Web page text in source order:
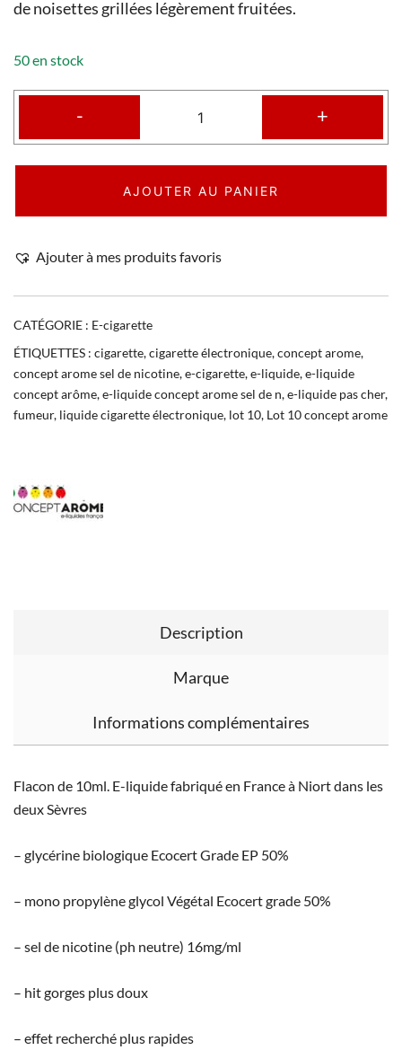
de noisettes grillées légèrement fruitées.
50 en stock
- +
AJOUTER AU PANIER
Ajouter à mes produits favoris
CATÉGORIE : E-cigarette
ÉTIQUETTES : cigarette,cigarette électronique,concept arome,
concept arome sel de nicotine,e-cigarette,e-liquide,e-liquide
concept arôme,e-liquide concept arome sel de n,e-liquide pas cher,
fumeur, liquide cigarette électronique, lot 10, Lot 10 concept arome
Description
Marque
Informations complémentaires
Flacon de 10ml. E-liquide fabriqué en France à Niort dans les
deux Sèvres
– glycérine biologique Ecocert Grade EP 50%
– mono propylène glycol Végétal Ecocert grade 50%
– sel de nicotine (ph neutre) 16mg/ml
– hit gorges plus doux
– effet recherché plus rapides